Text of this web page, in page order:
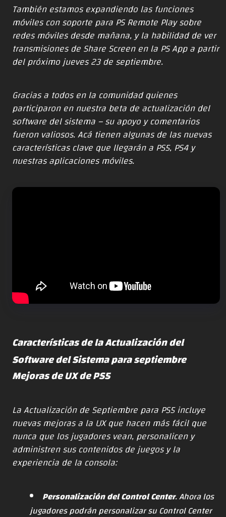
También estamos expandiendo las funciones
móviles con soporte para PS Remote Play sobre
redes móviles desde mañana, y la habilidad de ver
transmisiones de Share Screen en la PS App a partir
del próximo jueves 23 de septiembre.
Gracias a todos en la comunidad quienes
participaron en nuestra beta de actualización del
software del sistema – su apoyo y comentarios
fueron valiosos. Acá tienen algunas de las nuevas
características clave que llegarán a PS5, PS4 y
nuestras aplicaciones móviles.
Características de la Actualización del
Software del Sistema para septiembre
Mejoras de UX de PS5
La Actualización de Septiembre para PS5 incluye
nuevas mejoras a la UX que hacen más fácil que
nunca que los jugadores vean, personalicen y
administren sus contenidos de juegos y la
experiencia de la consola:
Personalización del Control Center. Ahora los
jugadores podrán personalizar su Control Center